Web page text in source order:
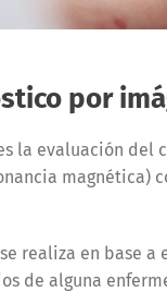
por
la evaluación
realiza en base a
de alguna